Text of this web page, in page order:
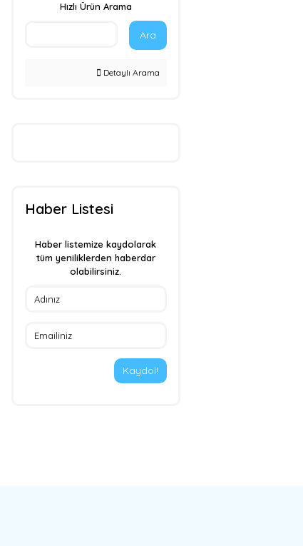
Hızlı Ürün Arama
Ara
Detaylı Arama
Haber Listesi
Haber listemize kaydolarak
tüm yeniliklerden haberdar
olabilirsiniz.
Kaydol!